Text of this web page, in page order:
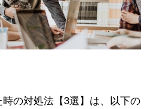
の対処法【3選】は、以下の